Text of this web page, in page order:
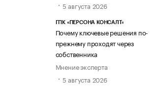
5 августа 2026
ГПК «ПЕРСОНА КОНСАЛТ»
Почему ключевые решения по-
прежнему проходят через
собственника
Мнение эксперта
5 августа 2026